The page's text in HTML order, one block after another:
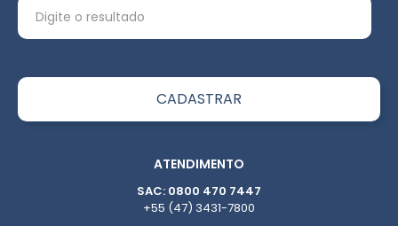
ATENDIMENTO
SAC: 0800 470 7447
+55 (47) 3431-7800